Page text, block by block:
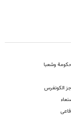
وشعبا
الکونغرس